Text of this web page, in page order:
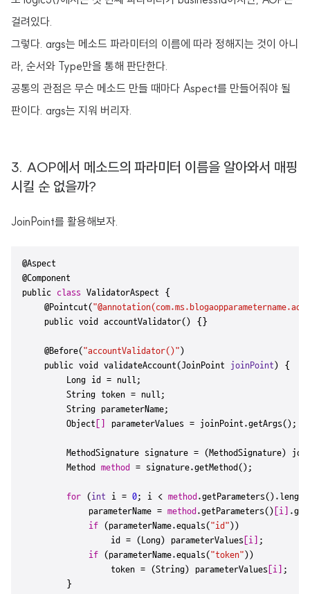
걸려있다.
그렇다. args는 메소드 파라미터의 이름에 따라 정해지는 것이 아니
라, 순서와 Type만을 통해 판단한다.
공통의 관점은 무슨 메소드 만들 때마다 Aspect를 만들어줘야 될
판이다. args는 지워 버리자.
3. AOP에서 메소드의 파라미터 이름을 알아와서 매핑
시킬 순 없을까?
JoinPoint를 활용해보자.
@Aspect
@Component
public class ValidatorAspect {
    @
Pointcut(
    public void account
Validator() {}
    @
Before("accountValidator()")
    public void validate
Account(JoinPoint joinPoint) {
        Long id = null;
        String token = null;
        String parameterName;
        Object
parameterValues = joinPoint.getArgs() ;
MethodSignature signature = (MethodSignature)
        Method
method = signature.getMethod() ;
for (int i = 0; i < method .get Parameters()
            parameterName =
method .get Parameters() i .get
if (parameterName.equals("id"))
                id = (Long) parameterValues
i
;
if (parameterName.equals("token"))
                token = (String) parameterValues
i
;
        }